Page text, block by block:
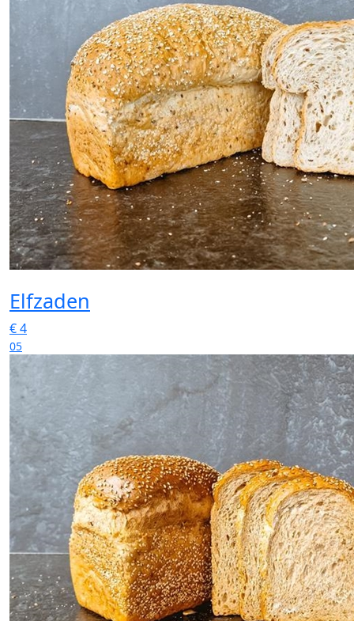
Elfzaden
€4
05